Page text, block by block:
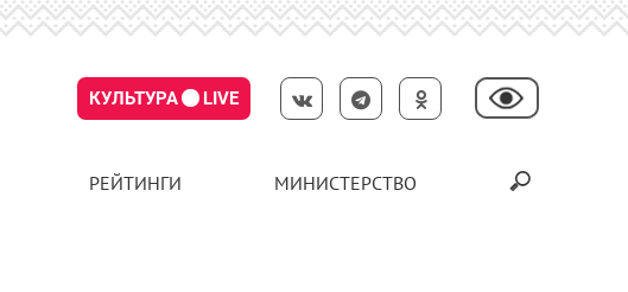
КУЛЬТУРА LIVE
РЕЙТИНГИ МИНИСТЕРСТВО